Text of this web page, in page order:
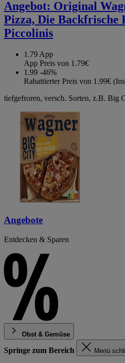
Angebot: Original
Pizza, Die Backfrische
Piccolinis
1.79 App
App Preis von 1.79€
1.99 -46%
Rabattierter Preis von 1.99€
tiefgefroren, versch. Sorten, z.B. Big
Angebote
Entdecken & Sparen
Obst & Gemüse
Springe zum Bereich Menü